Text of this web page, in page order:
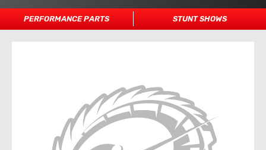
PERFORMANCE PARTS STUNT SHOWS